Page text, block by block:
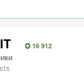
16 912